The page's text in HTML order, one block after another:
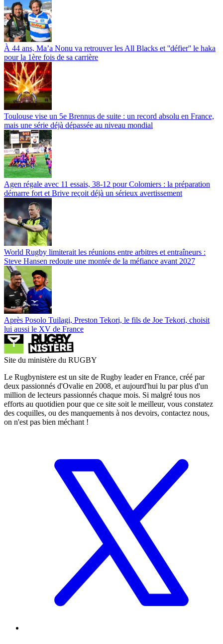
À 44 ans, Ma’a Nonu va retrouver les All Blacks et ''défier'' le haka
pour la 1ère fois de sa carrière
Toulouse vise un 5e Brennus de suite : un record absolu en France,
mais une série déjà dépassée au niveau mondial
Agen régale avec 11 essais, 38-12 pour Colomiers : la préparation
démarre fort et Brive reçoit déjà un sérieux avertissement
World Rugby limiterait les réunions entre arbitres et entraîneurs :
Steve Hansen redoute une montée de la méfiance avant 2027
Après Posolo Tuilagi, Preston Tekori, le fils de Joe Tekori, choisit
lui aussi le XV de France
Site du ministère du RUGBY
Le Rugbynistere est un site de Rugby leader en France, créé par
deux passionnés d'Ovalie en 2008, et aujourd'hui lu par plus d'un
million de lecteurs passionnés chaque mois. Si malgré tous nos
efforts au quotidien pour que ce site soit le meilleur, vous constatez
des coquilles, ou des manquements à nos devoirs, contactez nous,
on n'est pas bien méchant !